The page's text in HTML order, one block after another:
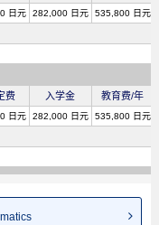
日元 282,000 日元 535,800 日元
费 入学金 教育费/年
日元 282,000 日元 535,800 日元